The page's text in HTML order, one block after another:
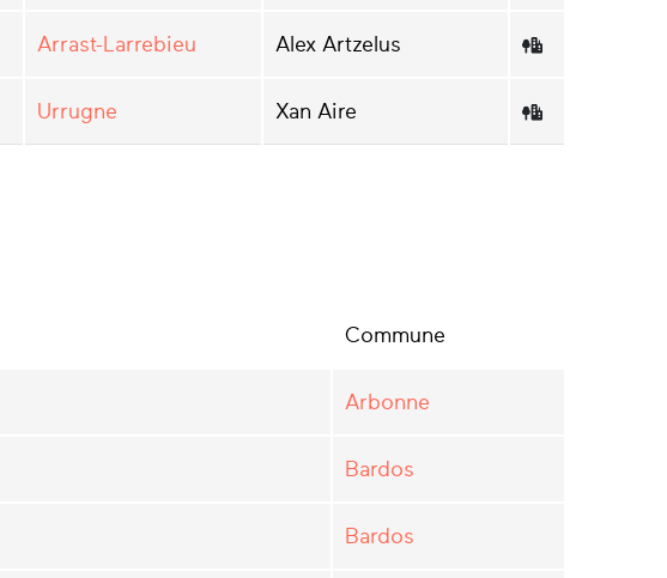
Arrast-Larrebieu Alex Artzelus
Urrugne Xan Aire
Commune
Arbonne
Bardos
Bardos